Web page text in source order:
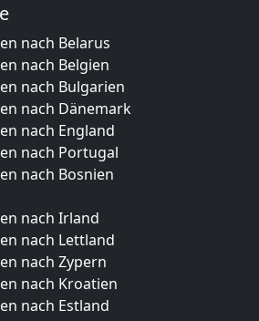
nach Belarus
nach Belgien
nach Bulgarien
nach Dänemark
nach England
nach Portugal
nach Bosnien
nach Irland
nach Lettland
nach Zypern
nach Kroatien
nach Estland